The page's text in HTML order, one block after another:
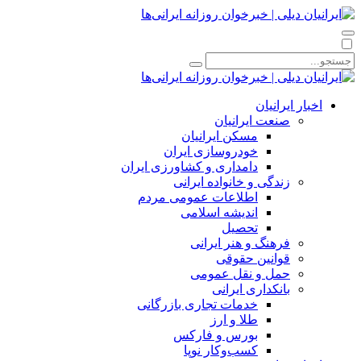
اخبار ایرانیان
صنعت ایرانیان
مسکن ایرانیان
خودروسازی ایران
دامداری و کشاورزی ایران
زندگی و خانواده ایرانی
اطلاعات عمومی مردم
اندیشه اسلامی
تحصیل
فرهنگ و هنر ایرانی
قوانین حقوقی
حمل و نقل عمومی
بانکداری ایرانی
خدمات تجاری بازرگانی
طلا و ارز
بورس و فارکس
کسب‌وکار نوپا